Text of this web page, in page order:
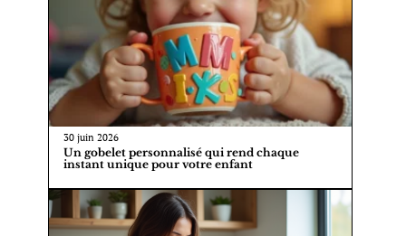
30 juin 2026
Un gobelet personnalisé qui rend chaque
instant unique pour votre enfant